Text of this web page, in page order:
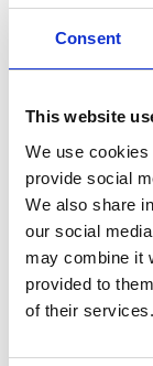
Consent
This website
We use
provide social
We also share
our social
may combine it
provided to
of their services.
7 Agosto
Nel primo